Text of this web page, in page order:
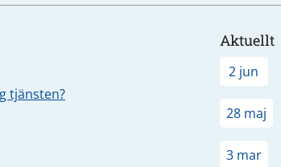
tjänsten?
Aktuellt
2 jun
28 maj
3 mar